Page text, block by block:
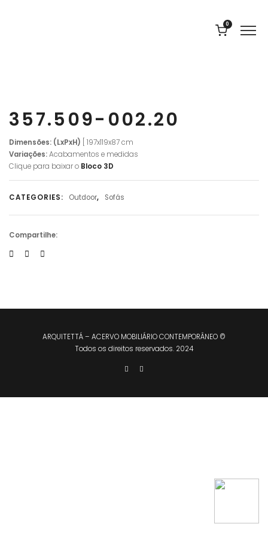
0
357.509-002.20
Dimensões: (LxPxH)
[ 197x119x87 cm
Variações:Acabamentos e medidas
Clique para baixar o Bloco 3D
CATEGORIES: Outdoor, Sofás
Compartilhe:
ARQUITETTÁ – ACERVO MOBILIÁRIO CONTEMPORÂNEO ©
Todos os direitos reservados. 2024